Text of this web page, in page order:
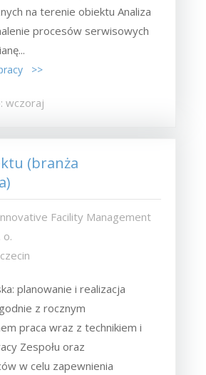
na terenie obiektu Analiza
procesów serwisowych
>>
wczoraj
(branża
Facility Management
o.
planowanie i realizacja
z rocznym
praca wraz z technikiem i
Zespołu oraz
w celu zapewnienia